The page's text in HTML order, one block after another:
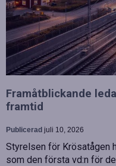
Framåtblickande
framtid
Publicerad juli 10, 2026
Styrelsen för Krösatågen
som den första vd:n för